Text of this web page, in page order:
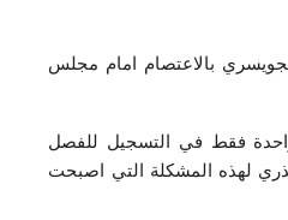
بالاعتصام امام مجلس
فقط في التسجيل للفصل
لهذه المشكلة التي اصبحت